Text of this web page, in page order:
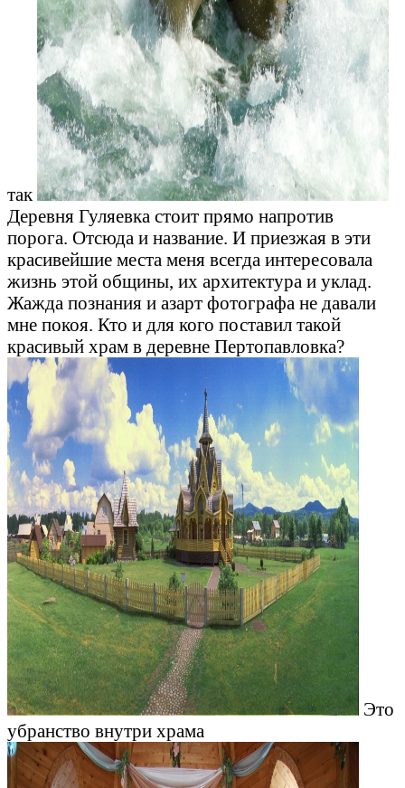
так
Деревня Гуляевка стоит прямо напротив
порога. Отсюда и название. И приезжая в эти
красивейшие места меня всегда интересовала
жизнь этой общины, их архитектура и уклад.
Жажда познания и азарт фотографа не давали
мне покоя. Кто и для кого поставил такой
красивый храм в деревне Пертопавловка?
Это
убранство внутри храма